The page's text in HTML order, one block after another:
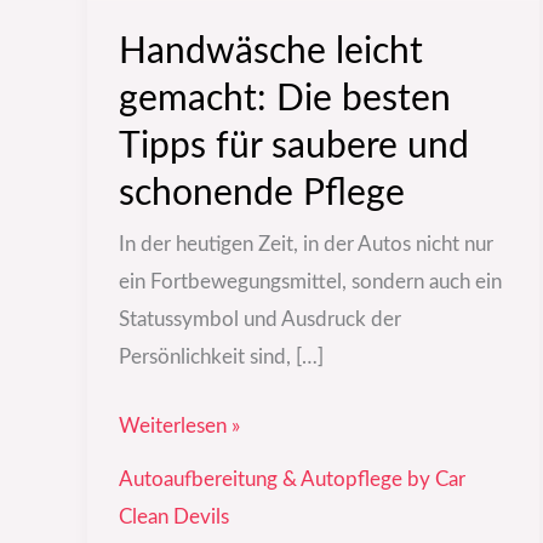
Handwäsche leicht
gemacht: Die besten
Tipps für saubere und
schonende Pflege
In der heutigen Zeit, in der Autos nicht nur
ein Fortbewegungsmittel, sondern auch ein
Statussymbol und Ausdruck der
Persönlichkeit sind, […]
Weiterlesen »
Autoaufbereitung & Autopflege by Car
Clean Devils